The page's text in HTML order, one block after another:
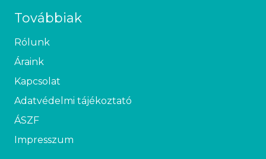
Továbbiak
Rólunk
Áraink
Kapcsolat
Adatvédelmi tájékoztató
ÁSZF
Impresszum